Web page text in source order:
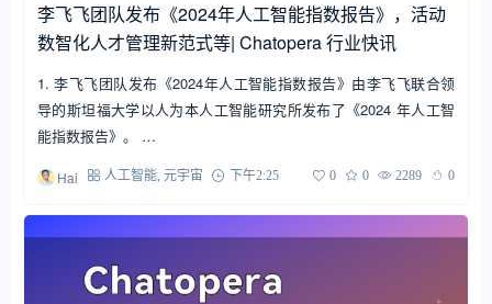
李飞飞团队发布《2024年人工智能指数报告》，活动
数智化人才管理新范式等| Chatopera 行业快讯
1. 李飞飞团队发布《2024年人工智能指数报告》由李飞飞联合领
导的斯坦福大学以人为本人工智能研究所发布了《2024 年人工智
能指数报告》。 …
Hai 人工智能, 元宇宙 下午2:25 0 0 2289 0